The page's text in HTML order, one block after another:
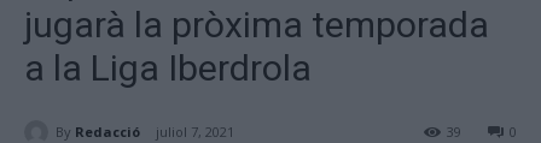
jugarà la pròxima temporada
a la Liga Iberdrola
By Redacció juliol 7, 2021 0
39